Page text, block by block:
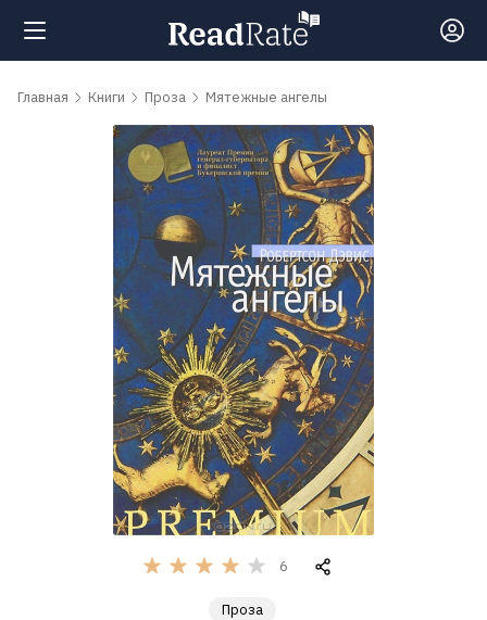
Поиск
Рейтинги
обсуждаемые
Главная Книги Проза Мятежные ангелы
6
Проза